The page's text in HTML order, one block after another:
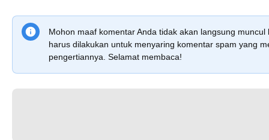
Mohon maaf komentar Anda tidak akan langsung
harus dilakukan untuk menyaring komentar spam yang
pengertiannya. Selamat membaca!